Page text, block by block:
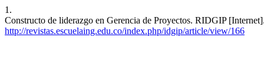
1.
Constructo de liderazgo en Gerencia de Proyectos. RIDGIP
http://revistas.escuelaing.edu.co/index.php/idgip/article/view/166